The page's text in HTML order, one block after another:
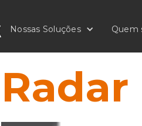
Nossas Soluções Quem